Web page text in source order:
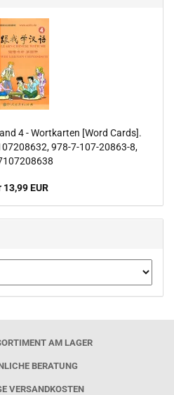
4 - Wortkarten [Word Cards].
978-7-107-20863-8,
13,99 EUR
AM LAGER
BERATUNG
VERSANDKOSTEN